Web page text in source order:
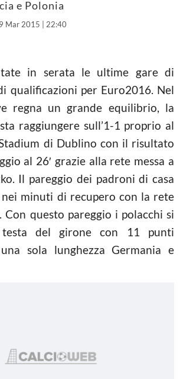
e Polonia
Mar 2015 | 22:40
in serata le ultime gare di
qualificazioni per Euro2016. Nel
regna un grande equilibrio, la
raggiungere sull’1-1 proprio al
di Dublino con il risultato
al 26′ grazie alla rete messa a
Il pareggio dei padroni di casa
minuti di recupero con la rete
Con questo pareggio i polacchi si
del girone con 11 punti
sola lunghezza Germania e